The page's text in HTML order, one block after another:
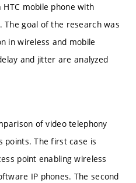
mobile phone with
goal of the research was
in wireless and mobile
and jitter are analyzed
of video telephony
points. The first case is
point enabling wireless
IP phones. The second